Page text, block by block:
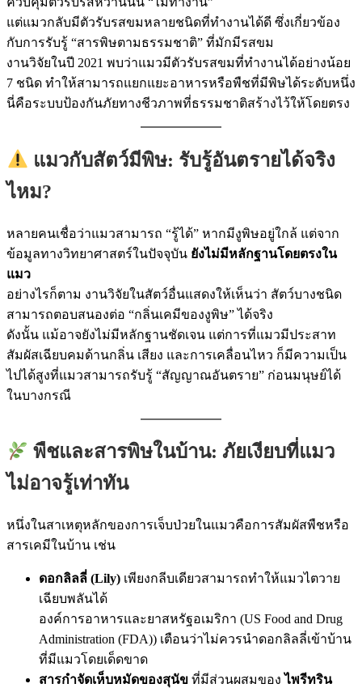
แต่แมวกลับมีตัวรับรสขมหลายชนิดที่ทำงานได้ดี ซึ่งเกี่ยวข้อง
กับการรับรู้ “สารพิษตามธรรมชาติ” ที่มักมีรสขม
งานวิจัยในปี 2021 พบว่าแมวมีตัวรับรสขมที่ทำงานได้อย่างน้อย
7 ชนิด ทำให้สามารถแยกแยะอาหารหรือพืชที่มีพิษได้ระดับหนึ่ง
นี่คือระบบป้องกันภัยทางชีวภาพที่ธรรมชาติสร้างไว้ให้โดยตรง
แมวกับสัตว์มีพิษ: รับรู้อันตรายได้จริง
ไหม?
หลายคนเชื่อว่าแมวสามารถ “รู้ได้” หากมีงูพิษอยู่ใกล้ แต่จาก
ข้อมูลทางวิทยาศาสตร์ในปัจจุบัน ยังไม่มีหลักฐานโดยตรงใน
แมว
อย่างไรก็ตาม งานวิจัยในสัตว์อื่นแสดงให้เห็นว่า สัตว์บางชนิด
สามารถตอบสนองต่อ “กลิ่นเคมีของงูพิษ” ได้จริง
ดังนั้น แม้อาจยังไม่มีหลักฐานชัดเจน แต่การที่แมวมีประสาท
สัมผัสเฉียบคมด้านกลิ่น เสียง และการเคลื่อนไหว ก็มีความเป็น
ไปได้สูงที่แมวสามารถรับรู้ “สัญญาณอันตราย” ก่อนมนุษย์ได้
ในบางกรณี
พืชและสารพิษในบ้าน: ภัยเงียบที่แมว
ไม่อาจรู้เท่าทัน
หนึ่งในสาเหตุหลักของการเจ็บป่วยในแมวคือการสัมผัสพืชหรือ
สารเคมีในบ้าน เช่น
ดอกลิลลี่ (Lily) เพียงกลีบเดียวสามารถทำให้แมวไตวาย
เฉียบพลันได้
องค์การอาหารและยาสหรัฐอเมริกา (US Food and Drug
Administration (FDA)) เตือนว่าไม่ควรนำดอกลิลลี่เข้าบ้าน
ที่มีแมวโดยเด็ดขาด
สารกำจัดเห็บหมัดของสุนัข ที่มีส่วนผสมของไพรีทริน